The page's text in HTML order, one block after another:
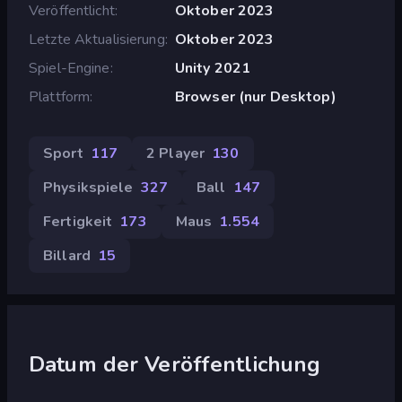
Veröffentlicht
Oktober 2023
Letzte Aktualisierung Oktober 2023
Spiel-Engine
Unity 2021
Plattform
Browser (nur Desktop)
Sport 117 2 Player 130
Physikspiele 327 Ball 147
Fertigkeit 173 Maus 1.554
Billard 15
Datum der Veröffentlichung